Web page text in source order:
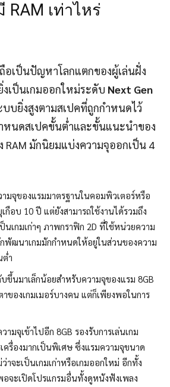
RAM เท่าไหร่
ถือเป็นปัญหาโลกแตกของผู้เล่นฝั่ง
เป็นเกมออกใหม่ระดับ Next Gen
บบยิ่งสูงตามสเปคที่ถูกกำหนดไว้
หนดสเปคขั้นต่ำและขั้นแนะนำของ
RAM มักนิยมแบ่งความจุออกเป็น 4
มจุของแรมมาตรฐานในคอมพิวเตอร์หรือ
กือบ 10 ปี แต่ยังสามารถใช้งานได้รวมถึง
ป็นเกมเก่าๆ ภาพกราฟิก 2D ที่ใช้หน่วยความ
พัฒนาเกมมักกำหนดให้อยู่ในส่วนของความ
ต่ำ
ขึ้นมาเล็กน้อยสำหรับความจุของแรม 8GB
าของเกมเมอร์บางคน แต่ก็เพียงพอในการ
ามจุเข้าไปอีก 8GB รองรับการเล่นเกม
รื่องมากเป็นพิเศษ ซึ่งแรมความจุขนาด
ว่าจะเป็นเกมเก่าหรือเกมออกใหม่ อีกทั้ง
จะเปิดโปรแกรมอื่นทั้งดูหนังฟังเพลง